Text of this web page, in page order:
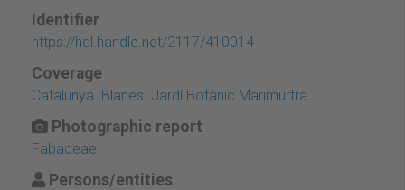
Identifier
https://hdl.handle.net/2117/410014
Coverage
Catalunya. Blanes. Jardí Botànic Marimurtra
Photographic report
Fabaceae
Persons/entities